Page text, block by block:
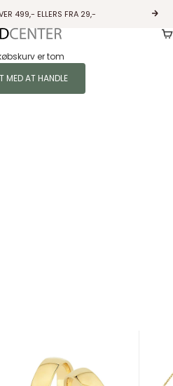
499,- ELLERS FRA 29,-
er tom
MED AT HANDLE